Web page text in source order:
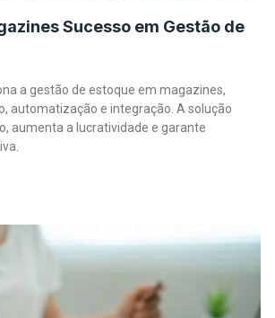
Sucesso em Gestão de
a gestão de estoque em magazines,
automatização e integração. A solução
aumenta a lucratividade e garante